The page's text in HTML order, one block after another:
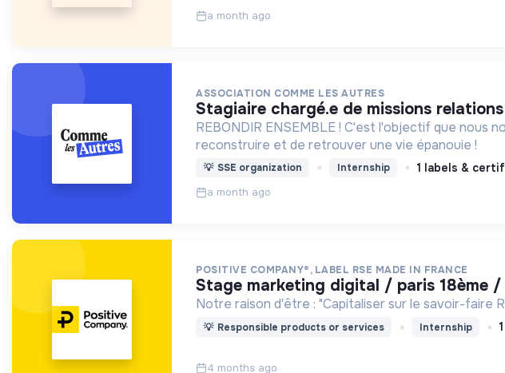
a month ago
ASSOCIATION COMME LES AUTRES
stagiaire chargé.e de missions
REBONDIR ENSEMBLE ! C'est l'objectif que nous
reconstruire et de retrouver une vie épanouie !
💡 SSE organization Internship 1 labels &
a month ago
POSITIVE COMPANY®, LABEL RSE MADE IN FRANCE
stage marketing digital / paris 18ème
Notre raison d'être : "Capitaliser sur le savoir-faire
💡 Responsible products or services Internship
4 months ago